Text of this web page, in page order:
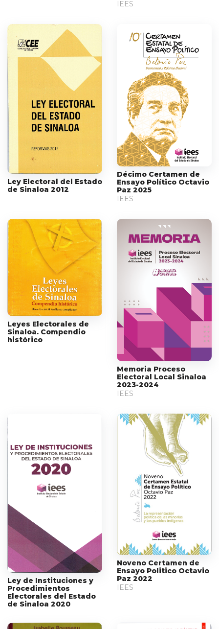
IEES
Ley Electoral del Estado
de Sinaloa 2012
Décimo Certamen de
Ensayo Político Octavio
Paz 2025
IEES
Leyes Electorales de
Sinaloa. Compendio
histórico
Memoria Proceso
Electoral Local Sinaloa
2023-2024
IEES
Ley de Instituciones y
Procedimientos
Electorales del Estado
de Sinaloa 2020
Noveno Certamen de
Ensayo Politico Octavio
Paz 2022
IEES